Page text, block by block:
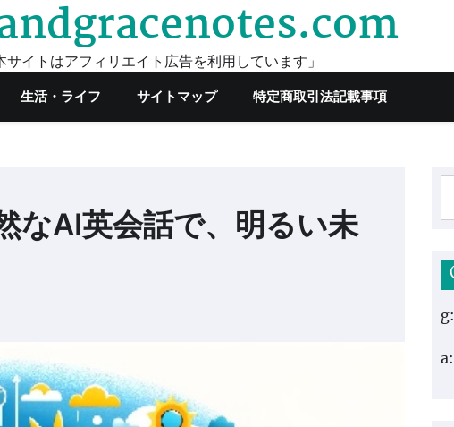
サイトはアフィリエイト広告を利用しています」
生活・ライフ サイトマップ 特定商取引法記載事項
なAI英会話で、明るい未
g:
a: